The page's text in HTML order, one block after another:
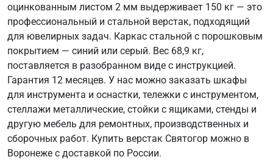
оцинкованным листом 2 мм выдерживает 150 кг — это
профессиональный и стальной верстак, подходящий
для ювелирных задач. Каркас стальной с порошковым
покрытием — синий или серый. Вес 68,9 кг,
поставляется в разобранном виде с инструкцией.
Гарантия 12 месяцев. У нас можно заказать шкафы
для инструмента и оснастки, тележки с инструментом,
стеллажи металлические, стойки с ящиками, стенды и
другую мебель для ремонтных, производственных и
сборочных работ. Купить верстак Святогор можно в
Воронеже с доставкой по России.